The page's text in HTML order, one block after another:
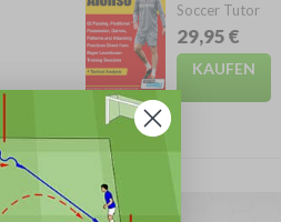
Soccer Tutor
29,95 €
KAUFEN